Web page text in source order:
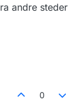
andre steder
0